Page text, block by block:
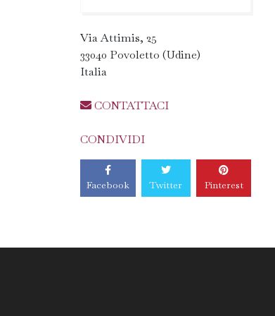
Via Attimis, 25
33040 Povoletto (Udine)
Italia
CONTATTACI
CONDIVIDI
Facebook Twitter Pinterest